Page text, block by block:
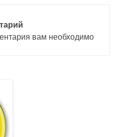
вам необходимо